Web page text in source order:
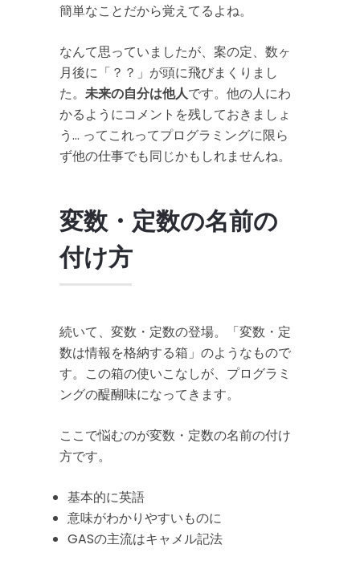
簡単なことだから覚えてるよね。
なんて思っていましたが、案の定、数ヶ
月後に「？？」が頭に飛びまくりまし
た。 未来の自分は他人です。他の人にわ
かるようにコメントを残しておきましょ
う… ってこれってプログラミングに限ら
ず他の仕事でも同じかもしれませんね。
変数・定数の名前の
付け方
続いて、変数・定数の登場。「変数・定
数は情報を格納する箱」のようなもので
す。この箱の使いこなしが、プログラミ
ングの醍醐味になってきます。
ここで悩むのが変数・定数の名前の付け
方です。
基本的に英語
意味がわかりやすいものに
GASの主流はキャメル記法